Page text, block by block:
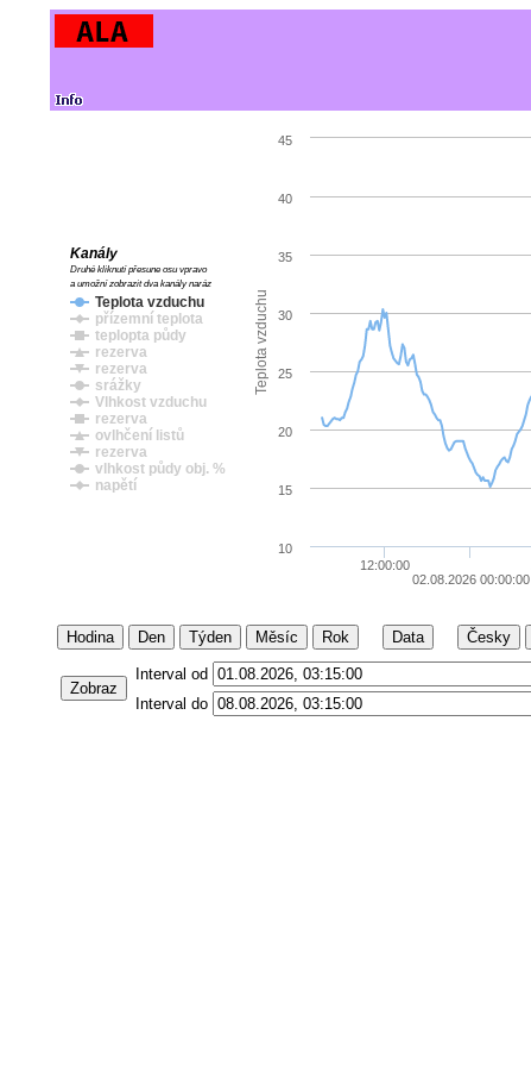
Teplota vzduchu
Teplota vzduchu
přízemní teplota
teplopta půdy
rezerva
rezerva
srážky
Vlhkost vzduchu
rezerva
ovlhčení listů
rezerva
vlhkost půdy obj. %
napětí
Kanály
Druhé kliknutí přesune osu vpravo
a umožní zobrazit dva kanály naráz
12:00:00
02.08.2026 00:00:00
10
15
20
25
30
35
40
45
Hodina Den Týden Měsíc Rok Data Česky
Zobraz
Interval od
Interval do